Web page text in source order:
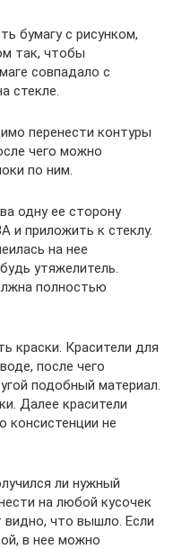
бумагу с рисунком,
так, чтобы
совпадало с
стекле.
перенести контуры
чего можно
по ним.
одну ее сторону
и приложить к стеклу.
на нее
утяжелитель.
полностью
краски. Красители для
после чего
подобный материал.
Далее красители
консистенции не
ли нужный
на любой кусочек
что вышло. Если
в нее можно